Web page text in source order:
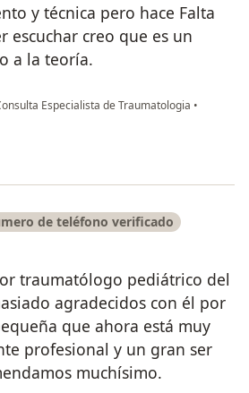
y técnica pero hace Falta
escuchar creo que es un
a la teoría.
Especialista de Traumatologia •
de teléfono verificado
traumatólogo pediátrico del
agradecidos con él por
que ahora está muy
profesional y un gran ser
muchísimo.